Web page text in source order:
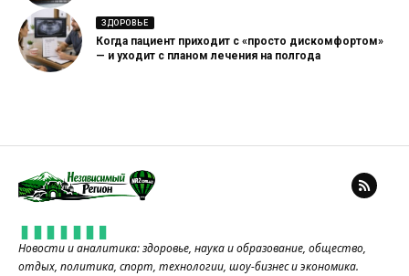
ЗДОРОВЬЕ
Когда пациент приходит с «просто дискомфортом»
— и уходит с планом лечения на полгода
Новости и аналитика: здоровье, наука и образование, общество,
отдых, политика, спорт, технологии, шоу-бизнес и экономика.